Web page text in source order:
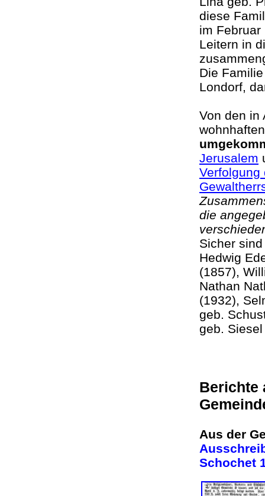
diese
im
Leitern in
Die
Londorf,
Von den in
Jerusalem
Verfolgung
die
Sicher
Hedwig
(1857),
Nathan
(1932),
geb.
geb.
Berichte
Aus der
Schochet